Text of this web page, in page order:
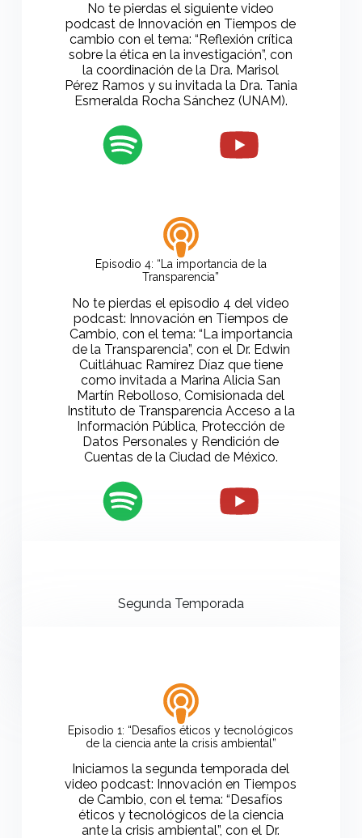
No te pierdas el siguiente video
podcast de Innovación en Tiempos de
cambio con el tema: “Reflexión crítica
sobre la ética en la investigación”, con
la coordinación de la Dra. Marisol
Pérez Ramos y su invitada la Dra. Tania
Esmeralda Rocha Sánchez (UNAM).
Episodio 4: “La importancia de la
Transparencia”
No te pierdas el episodio 4 del video
podcast: Innovación en Tiempos de
Cambio, con el tema: “La importancia
de la Transparencia”, con el Dr. Edwin
Cuitláhuac Ramírez Díaz que tiene
como invitada a Marina Alicia San
Martín Rebolloso, Comisionada del
Instituto de Transparencia Acceso a la
Información Pública, Protección de
Datos Personales y Rendición de
Cuentas de la Ciudad de México.
Segunda Temporada
Episodio 1: “Desafíos éticos y tecnológicos
de la ciencia ante la crisis ambiental”
Iniciamos la segunda temporada del
video podcast: Innovación en Tiempos
de Cambio, con el tema: “Desafíos
éticos y tecnológicos de la ciencia
ante la crisis ambiental”, con el Dr.